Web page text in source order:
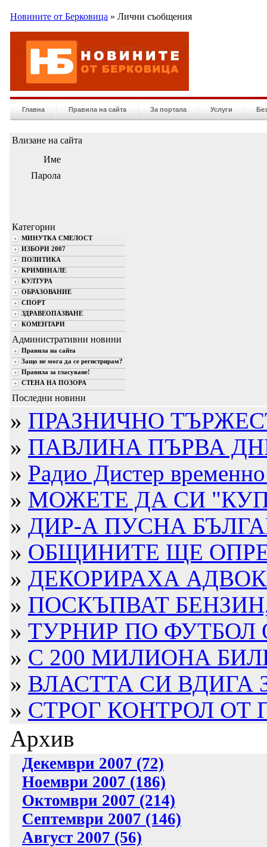
Новините от Берковица » Лични съобщения
Главна Правила на сайта За портала Услуги
Влизане на сайта
Име
Парола
Категории
МИНУТКА СМЕЛОСТ
ИЗБОРИ 2007
ПОЛИТИКА
КРИМИНАЛЕ
КУЛТУРА
ОБРАЗОВАНИЕ
СПОРТ
ЗДРАВЕОПАЗВАНЕ
КОМЕНТАРИ
Административни новини
Правила на сайта
Защо не мога да се регистрирам?
Правила за гласуване!
СТЕНА НА ПОЗОРА
Последни новини
» ПРАЗНИЧНО
» ПАВЛИНА ПЪРВА
» Радио Дистер временно
» МОЖЕТЕ ДА СИ
» ДИР-А ПУСНА
» ОБЩИНИТЕ ЩЕ
» ДЕКОРИРАХА
» ПОСКЪПВАТ
» ТУРНИР ПО ФУТБОЛ
» С 200 МИЛИОНА
» ВЛАСТТА СИ ВДИГА
» СТРОГ КОНТРОЛ ОТ
Архив
Декември 2007 (72)
Ноември 2007 (186)
Октомври 2007 (214)
Септември 2007 (146)
Август 2007 (56)